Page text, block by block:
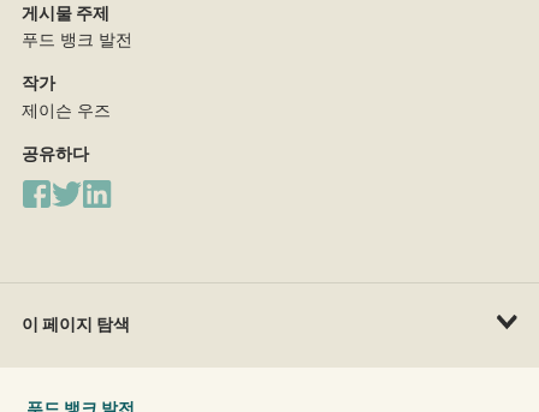
우리의
접근하다
우리의
영향
에 대한
이 페이지 탐색
게시물 주제
푸드 뱅크 발전
작가
제이슨 우즈
공유하다